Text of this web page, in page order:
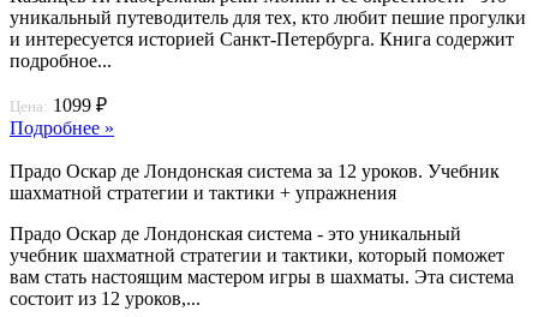
уникальный путеводитель для тех, кто любит пешие прогулки
и интересуется историей Санкт-Петербурга. Книга содержит
подробное...
Цена: 1099 ₽
Подробнее »
Прадо Оскар де Лондонская система за 12 уроков. Учебник
шахматной стратегии и тактики + упражнения
Прадо Оскар де Лондонская система - это уникальный
учебник шахматной стратегии и тактики, который поможет
вам стать настоящим мастером игры в шахматы. Эта система
состоит из 12 уроков,...